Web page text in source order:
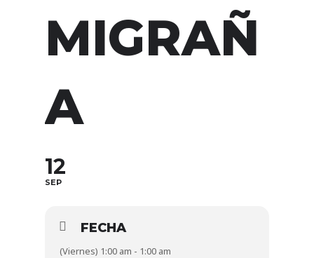
MIGRAÑ
A
12
SEP
FECHA
(Viernes) 1:00 am - 1:00 am